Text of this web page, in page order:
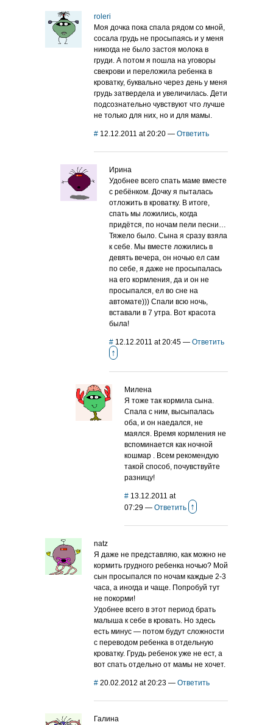
roleri
Моя дочка пока спала рядом со мной,
сосала грудь не просыпаясь и у меня
никогда не было застоя молока в
груди. А потом я пошла на уговоры
свекрови и переложила ребенка в
кроватку, буквально через день у меня
грудь затвердела и увеличилась. Дети
подсознательно чувствуют что лучше
не только для них, но и для мамы.
# 12.12.2011 at 20:20 — Ответить
Ирина
Удобнее всего спать маме вместе
с ребёнком. Дочку я пыталась
отложить в кроватку. В итоге,
спать мы ложились, когда
придётся, по ночам пели песни…
Тяжело было. Сына я сразу взяла
к себе. Мы вместе ложились в
девять вечера, он ночью ел сам
по себе, я даже не просыпалась
на его кормления, да и он не
просыпался, ел во сне на
автомате))) Спали всю ночь,
вставали в 7 утра. Вот красота
была!
# 12.12.2011 at 20:45 — Ответить
↑
Милена
Я тоже так кормила сына.
Спала с ним, высыпалась
оба, и он наедался, не
маялся. Время кормления не
вспоминается как ночной
кошмар . Всем рекомендую
такой способ, почувствуйте
разницу!
# 13.12.2011 at
07:29 — Ответить ↑
natz
Я даже не представляю, как можно не
кормить грудного ребенка ночью? Мой
сын просыпался по ночам каждые 2-3
часа, а иногда и чаще. Попробуй тут
не покорми!
Удобнее всего в этот период брать
малыша к себе в кровать. Но здесь
есть минус — потом будут сложности
с переводом ребенка в отдельную
кроватку. Грудь ребенок уже не ест, а
вот спать отдельно от мамы не хочет.
# 20.02.2012 at 20:23 — Ответить
Галина